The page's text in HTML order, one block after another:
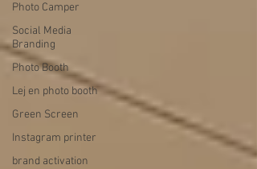
Photo Camper
Social Media
Branding
Photo Booth
Lej en photo booth
Green Screen
Instagram printer
brand activation